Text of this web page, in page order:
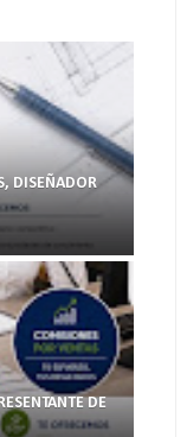
DISEÑADOR
DE